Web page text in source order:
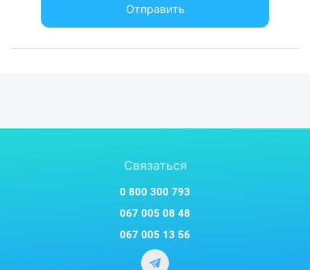
Отправить
Связаться
0 800 300 793
067 005 08 48
067 005 13 56